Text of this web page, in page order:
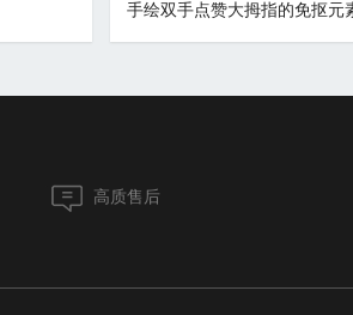
手绘双手点赞大拇指的免抠元
高质售后